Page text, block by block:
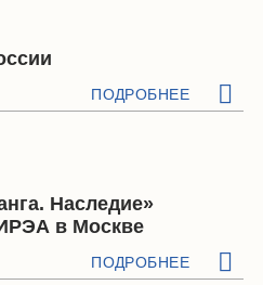
ПОДРОБНЕЕ
Наследие»
в Москве
ПОДРОБНЕЕ